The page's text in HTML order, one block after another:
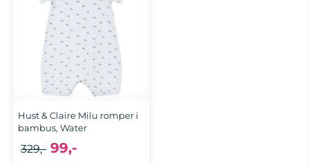
Hust & Claire Milu romper i
bambus, Water
99,-
329,-